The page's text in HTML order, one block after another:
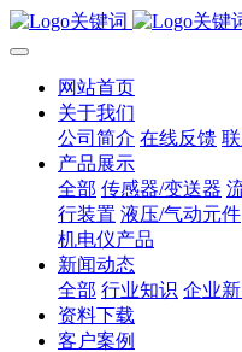
网站首页
关于我们
公司简介 在线反馈
产品展示
全部 传感器/变送器
行装置 液压/气动元件
机电仪产品
新闻动态
全部 行业知识 企业
资料下载
客户案例